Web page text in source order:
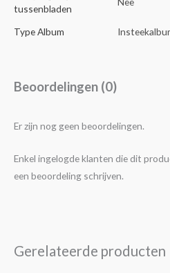
tussenbladen
Type Album
Beoordelingen (0)
Er zijn nog geen beoordelingen.
Enkel ingelogde klanten die dit
een beoordeling schrijven.
Gerelateerde producten